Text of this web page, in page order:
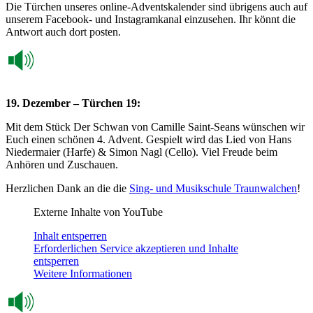
Die Türchen unseres online-Adventskalender sind übrigens auch auf
unserem Facebook- und Instagramkanal einzusehen. Ihr könnt die
Antwort auch dort posten.
19. Dezember – Türchen 19:
Mit dem Stück Der Schwan von Camille Saint-Seans wünschen wir
Euch einen schönen 4. Advent. Gespielt wird das Lied von Hans
Niedermaier (Harfe) & Simon Nagl (Cello). Viel Freude beim
Anhören und Zuschauen.
Herzlichen Dank an die die Sing- und Musikschule Traunwalchen!
Externe Inhalte von YouTube
Inhalt entsperren
Erforderlichen Service akzeptieren und Inhalte
entsperren
Weitere Informationen